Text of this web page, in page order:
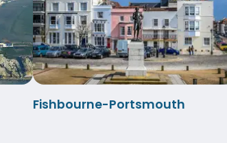
Fishbourne-Portsmouth